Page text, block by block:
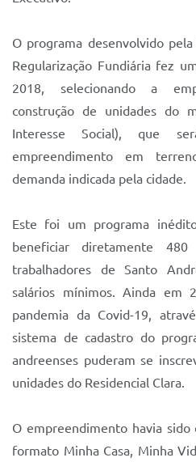
O programa desenvolvido
Regularização Fundiária fez
2018, selecionando a
construção de unidades do
Interesse Social), que
empreendimento em
demanda indicada pela cidade.
Este foi um programa
beneficiar diretamente
trabalhadores de Santo
salários mínimos. Ainda em
pandemia da Covid-19,
sistema de cadastro do
andreenses puderam se
unidades do Residencial Clara.
O empreendimento havia sido
formato Minha Casa, Minha